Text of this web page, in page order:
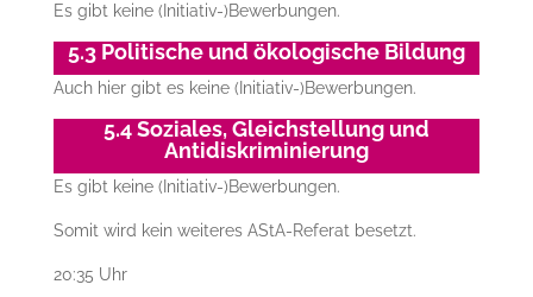
Es gibt keine (Initiativ-)Bewerbungen.
5.3 Politische und ökologische Bildung
Auch hier gibt es keine (Initiativ-)Bewerbungen.
5.4 Soziales, Gleichstellung und
Antidiskriminierung
Es gibt keine (Initiativ-)Bewerbungen.
Somit wird kein weiteres AStA-Referat besetzt.
20:35 Uhr